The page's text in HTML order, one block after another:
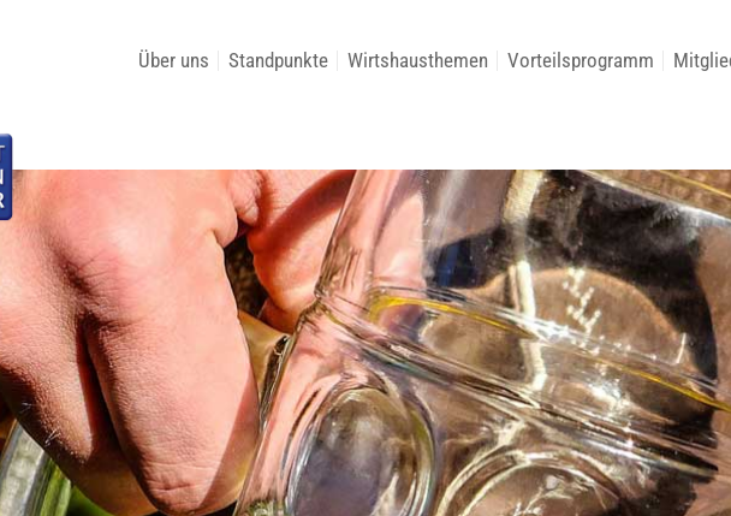
Über uns Standpunkte Wirtshausthemen Vorteilsprogramm